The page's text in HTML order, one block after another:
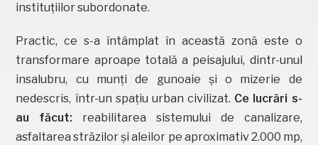
instituțiilor subordonate.
Practic, ce s-a întâmplat în această zonă este o
transformare aproape totală a peisajului, dintr-unul
insalubru, cu munți de gunoaie și o mizerie de
nedescris, într-un spațiu urban civilizat. Ce lucrări s-
au făcut: reabilitarea sistemului de canalizare,
asfaltarea străzilor și aleilor pe aproximativ 2.000 mp,